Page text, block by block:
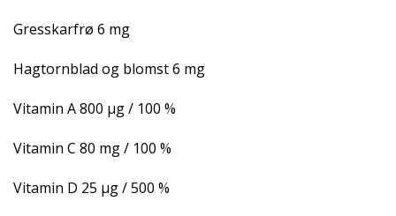
Gresskarfrø 6 mg
Hagtornblad og blomst 6 mg
Vitamin A 800 µg / 100 %
Vitamin C 80 mg / 100 %
Vitamin D 25 µg / 500 %